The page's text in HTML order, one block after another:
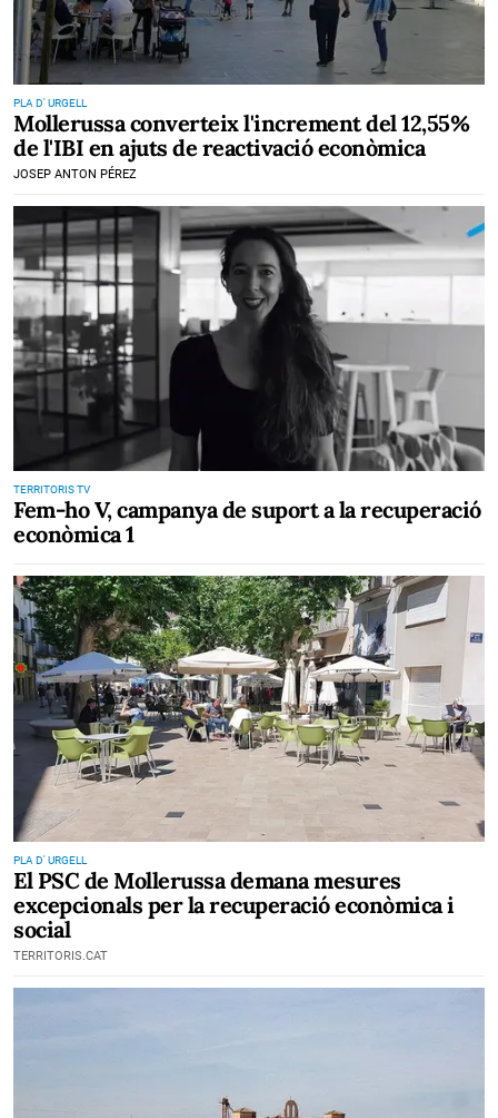
PLA D' URGELL
Mollerussa converteix l'increment del 12,55%
de l'IBI en ajuts de reactivació econòmica
JOSEP ANTON PÉREZ
TERRITORIS TV
Fem-ho V, campanya de suport a la recuperació
econòmica 1
PLA D' URGELL
El PSC de Mollerussa demana mesures
excepcionals per la recuperació econòmica i
social
TERRITORIS.CAT